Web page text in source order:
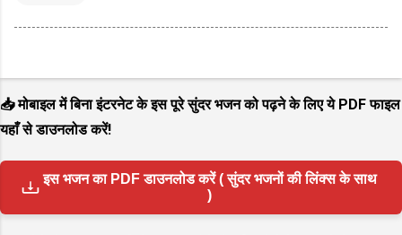
📥 मोबाइल में बिना इंटरनेट के इस पूरे सुंदर भजन को पढ़ने के लिए ये PDF फाइल
यहाँ से डाउनलोड करें!
इस भजन का PDF डाउनलोड करें ( सुंदर भजनों की लिंक्स के साथ
)